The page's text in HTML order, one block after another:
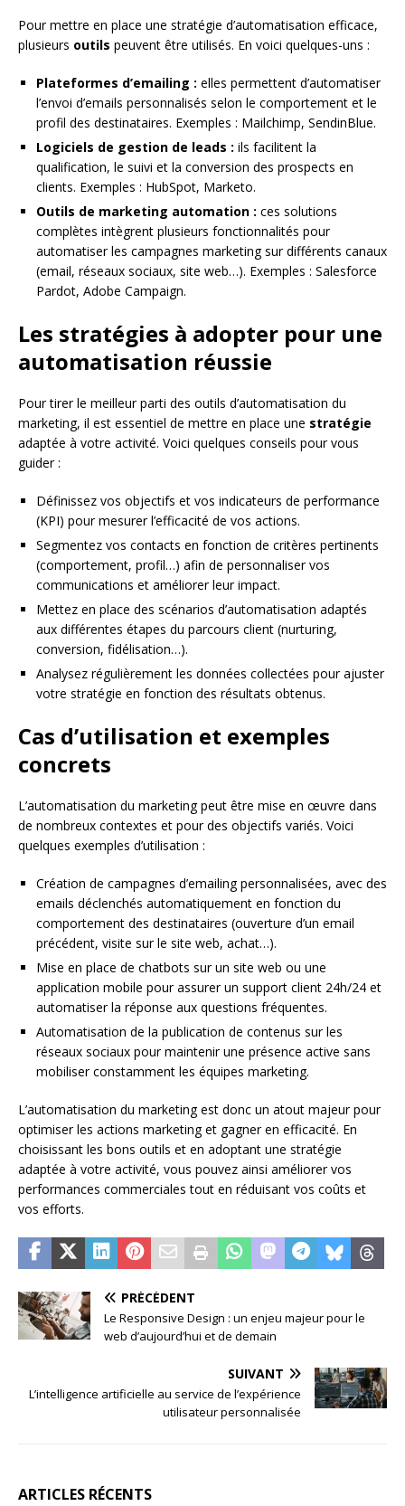
Pour mettre en place une stratégie d’automatisation efficace,
plusieurs outils peuvent être utilisés. En voici quelques-uns :
Plateformes d’emailing : elles permettent d’automatiser
l’envoi d’emails personnalisés selon le comportement et le
profil des destinataires. Exemples : Mailchimp, SendinBlue.
Logiciels de gestion de leads : ils facilitent la
qualification, le suivi et la conversion des prospects en
clients. Exemples : HubSpot, Marketo.
Outils de marketing automation : ces solutions
complètes intègrent plusieurs fonctionnalités pour
automatiser les campagnes marketing sur différents canaux
(email, réseaux sociaux, site web…). Exemples : Salesforce
Pardot, Adobe Campaign.
Les stratégies à adopter pour une
automatisation réussie
Pour tirer le meilleur parti des outils d’automatisation du
marketing, il est essentiel de mettre en place une stratégie
adaptée à votre activité. Voici quelques conseils pour vous
guider :
Définissez vos objectifs et vos indicateurs de performance
(KPI) pour mesurer l’efficacité de vos actions.
Segmentez vos contacts en fonction de critères pertinents
(comportement, profil…) afin de personnaliser vos
communications et améliorer leur impact.
Mettez en place des scénarios d’automatisation adaptés
aux différentes étapes du parcours client (nurturing,
conversion, fidélisation…).
Analysez régulièrement les données collectées pour ajuster
votre stratégie en fonction des résultats obtenus.
Cas d’utilisation et exemples
concrets
L’automatisation du marketing peut être mise en œuvre dans
de nombreux contextes et pour des objectifs variés. Voici
quelques exemples d’utilisation :
Création de campagnes d’emailing personnalisées, avec des
emails déclenchés automatiquement en fonction du
comportement des destinataires (ouverture d’un email
précédent, visite sur le site web, achat…).
Mise en place de chatbots sur un site web ou une
application mobile pour assurer un support client 24h/24 et
automatiser la réponse aux questions fréquentes.
Automatisation de la publication de contenus sur les
réseaux sociaux pour maintenir une présence active sans
mobiliser constamment les équipes marketing.
L’automatisation du marketing est donc un atout majeur pour
optimiser les actions marketing et gagner en efficacité. En
choisissant les bons outils et en adoptant une stratégie
adaptée à votre activité, vous pouvez ainsi améliorer vos
performances commerciales tout en réduisant vos coûts et
vos efforts.
PRÉCÉDENT
Le Responsive Design : un enjeu majeur pour le
web d’aujourd’hui et de demain
SUIVANT
L’intelligence artificielle au service de l’expérience
utilisateur personnalisée
ARTICLES RÉCENTS